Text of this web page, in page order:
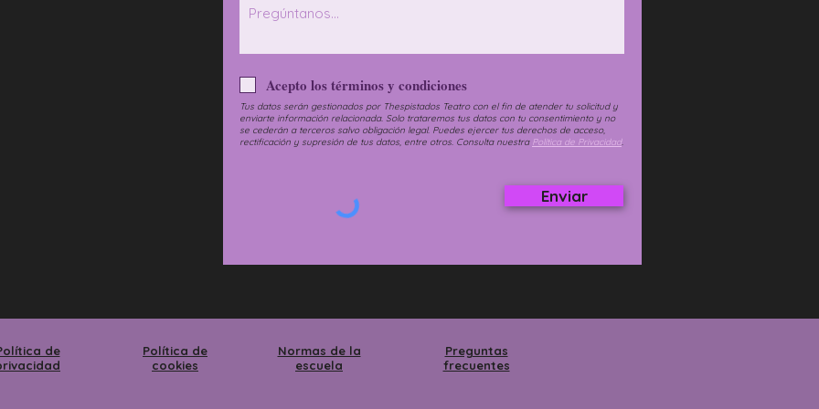
Acepto los términos y condiciones
Tus datos serán gestionados por Thespistados Teatro con el fin de atender tu solicitud y
enviarte información relacionada. Solo trataremos tus datos con tu consentimiento y no
se cederán a terceros salvo obligación legal. Puedes ejercer tus derechos de acceso,
rectificación y supresión de tus datos, entre otros. Consulta nuestra Política de Privacidad.
Enviar
de
Política de
cookies
Normas de la
escuela
Preguntas
frecuentes